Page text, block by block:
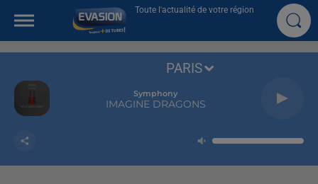
Toute l'actualité de votre région
Symphony
IMAGINE DRAGONS
PARIS